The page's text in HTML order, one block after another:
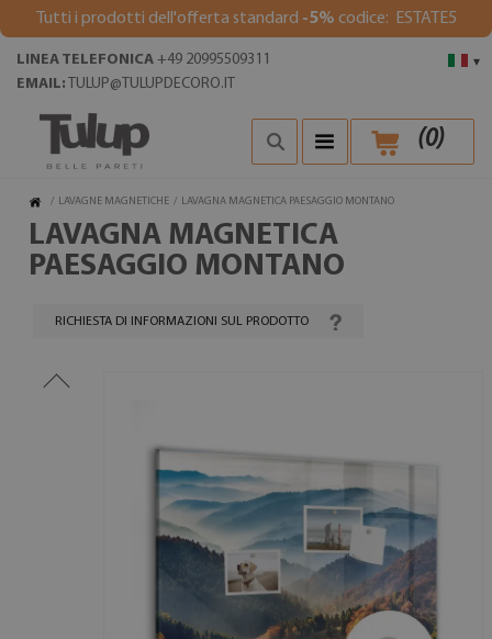
Tutti i prodotti dell'offerta standard -5% codice: ESTATE5
▾
LINEA TELEFONICA +49 20995509311
EMAIL: TULUP@TULUPDECORO.IT
(0)
/ LAVAGNE MAGNETICHE / LAVAGNA MAGNETICA PAESAGGIO MONTANO
LAVAGNA MAGNETICA
PAESAGGIO MONTANO
RICHIESTA DI INFORMAZIONI SUL PRODOTTO